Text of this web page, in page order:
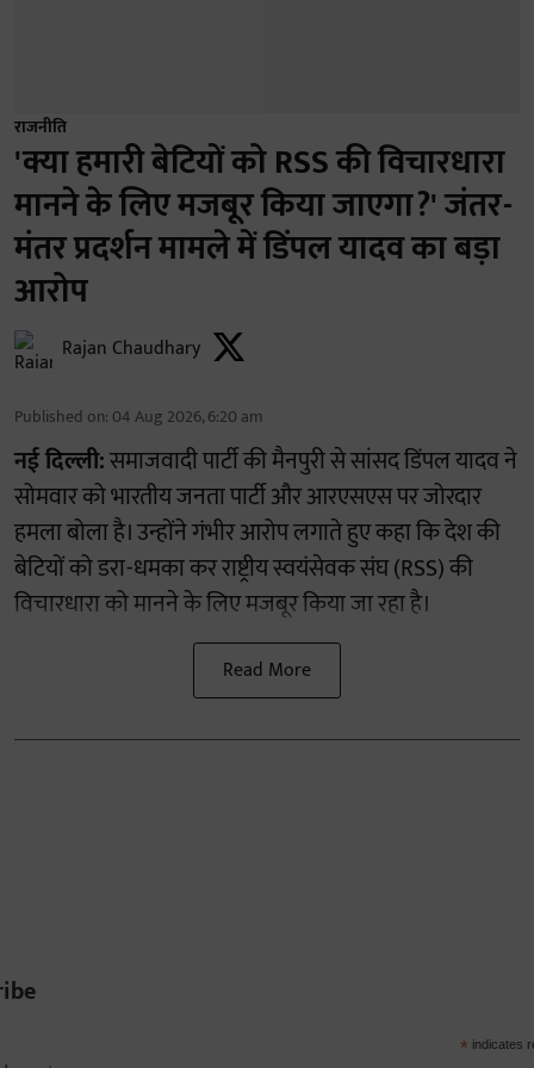
राजनीति
'क्या हमारी बेटियों को RSS की विचारधारा
मानने के लिए मजबूर किया जाएगा?' जंतर-
मंतर प्रदर्शन मामले में डिंपल यादव का बड़ा
आरोप
Rajan Chaudhary
Published on: 04 Aug 2026, 6:20 am
नई दिल्ली:समाजवादी पार्टी की मैनपुरी से सांसद डिंपल यादव ने
सोमवार को भारतीय जनता पार्टी और आरएसएस पर जोरदार
हमला बोला है। उन्होंने गंभीर आरोप लगाते हुए कहा कि देश की
बेटियों को डरा-धमका कर राष्ट्रीय स्वयंसेवक संघ (RSS) की
विचारधारा को मानने के लिए मजबूर किया जा रहा है।
Read More
* indicates